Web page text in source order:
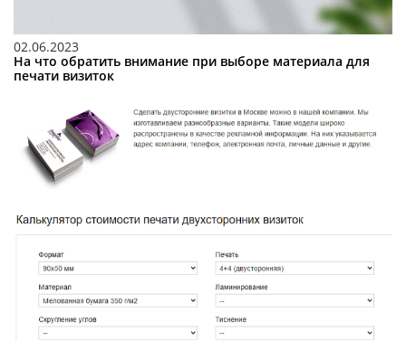
02.06.2023
На что обратить внимание при выборе материала для
печати визиток